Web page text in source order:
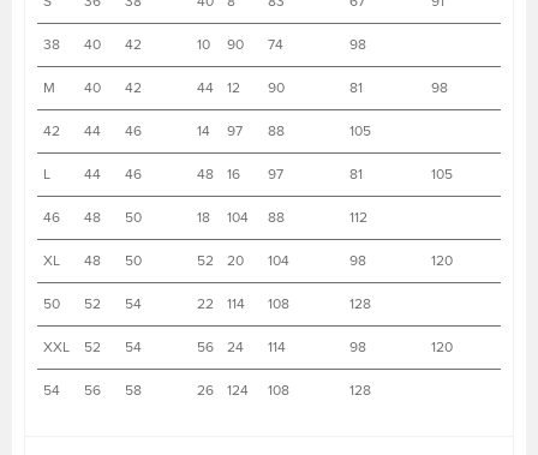
38 40 42 10 90 74 98
M 40 42 44 12 90 81 98
42 44 46 14 97 88 105
L 44 46 48 16 97 81 105
46 48 50 18 104 88 112
XL 48 50 52 20 104 98 120
50 52 54 22 114 108 128
XXL 52 54 56 24 114 98 120
54 56 58 26 124 108 128